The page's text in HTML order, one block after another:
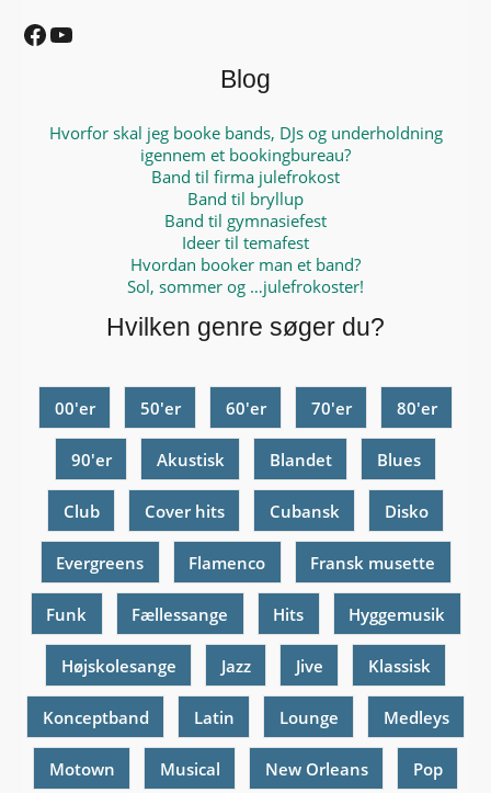
Facebook
Blog
Hvorfor skal jeg booke bands, DJs og underholdning
igennem et bookingbureau?
Band til firma julefrokost
Band til bryllup
Band til gymnasiefest
Ideer til temafest
Hvordan booker man et band?
Sol, sommer og …julefrokoster!
Hvilken genre søger du?
00'er 50'er 60'er 70'er 80'er
90'er Akustisk Blandet Blues
Club Cover hits Cubansk Disko
Evergreens Flamenco Fransk musette
Funk Fællessange Hits Hyggemusik
Højskolesange Jazz Jive Klassisk
Konceptband Latin Lounge Medleys
Motown Musical New Orleans Pop